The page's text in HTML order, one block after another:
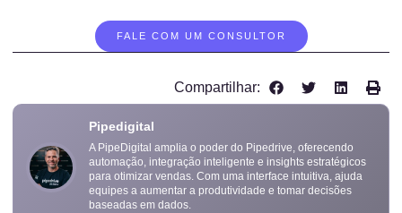
FALE COM UM CONSULTOR
Compartilhar:
Pipedigital
A PipeDigital amplia o poder do Pipedrive, oferecendo
automação, integração inteligente e insights estratégicos
para otimizar vendas. Com uma interface intuitiva, ajuda
equipes a aumentar a produtividade e tomar decisões
baseadas em dados.